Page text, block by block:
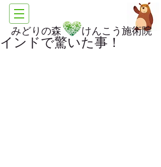
みどりの森 けんこう施術院
インドで驚いた事！